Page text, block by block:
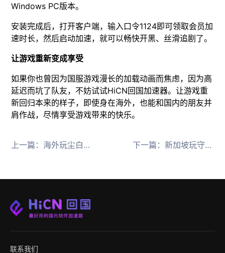
Windows PC版本。
安装完成后，打开客户端，输入口令1124即可领取会员加
速时长，然后启动加速，就可以畅快开黑、丝滑追剧了。
让游戏重新变成享受
如果你也曾因为国服游戏漫长的加载动画而焦虑，因为高
延迟而坑了队友，不妨试试HiCN回国加速器。让游戏重
新回归本来的样子，即使身在海外，也能和国内的朋友并
肩作战，尽情享受游戏带来的快乐。
上一篇： 海外玩尘白禁区卡顿用HiCN回国加速器解决延迟 下一篇：新加坡玩守望先锋国服总掉线 用HiCN回国加速器稳连
联系我们